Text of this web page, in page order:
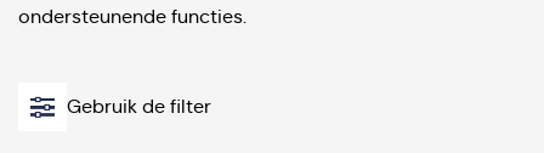
ondersteunende functies.
Gebruik de filter